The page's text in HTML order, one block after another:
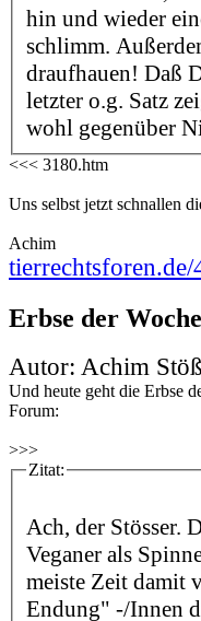
hin und wieder
schlimm.
draufhauen! Daß
letzter o.g. Satz
wohl gegenüber
<<< 3180.htm
Uns selbst jetzt schnallen
Achim
Erbse der
Autor: Achim
Und heute geht die Erbse
Forum:
>>>
Zitat:
Ach, der Stösser.
Veganer als
meiste Zeit damit
Endung" -/Innen